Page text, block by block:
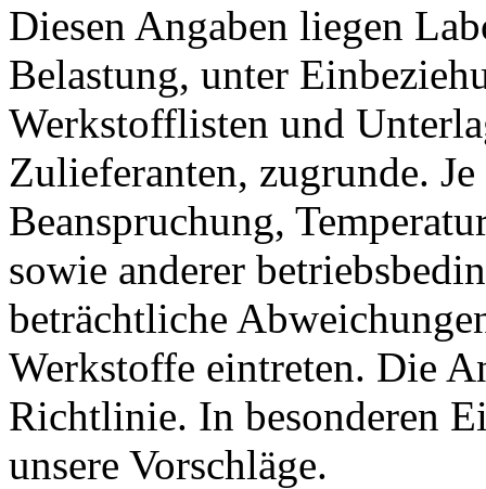
Diesen Angaben liegen
Belastung, unter
Werkstofflisten und
Zulieferanten, zugrunde.
Beanspruchung,
sowie anderer
beträchtliche
Werkstoffe eintreten. Die
Richtlinie. In besonderen
unsere Vorschläge.